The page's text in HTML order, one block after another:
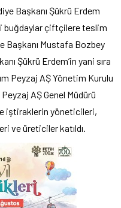
Başkanı Şükrü Erdem
buğdaylar çiftçilere teslim
Başkanı Mustafa Bozbey
Şükrü Erdem’in yani sıra
Peyzaj AŞ Yönetim Kurulu
Peyzaj AŞ Genel Müdürü
iştiraklerin yöneticileri,
ve üreticiler katıldı.